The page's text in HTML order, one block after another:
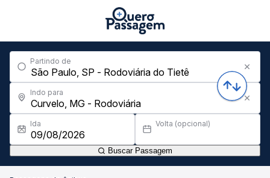
Partindo de
Indo para
Ida Volta (opcional)
Buscar Passagem